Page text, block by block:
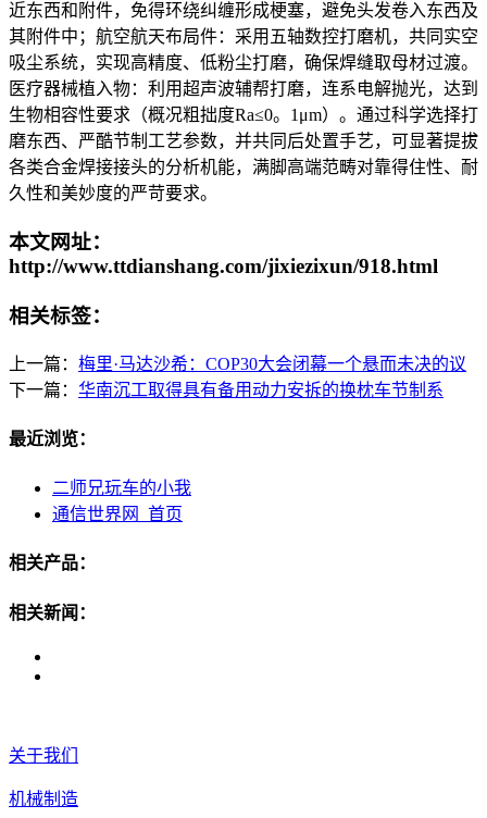
近东西和附件，免得环绕纠缠形成梗塞，避免头发卷入东西及
其附件中；航空航天布局件：采用五轴数控打磨机，共同实空
吸尘系统，实现高精度、低粉尘打磨，确保焊缝取母材过渡。
医疗器械植入物：利用超声波辅帮打磨，连系电解抛光，达到
生物相容性要求（概况粗拙度Ra≤0。1μm）。通过科学选择打
磨东西、严酷节制工艺参数，并共同后处置手艺，可显著提拔
各类合金焊接接头的分析机能，满脚高端范畴对靠得住性、耐
久性和美妙度的严苛要求。
本文网址：
http://www.ttdianshang.com/jixiezixun/918.html
相关标签：
上一篇： 梅里·马达沙希：COP30大会闭幕一个悬而未决的议
下一篇： 华南沉工取得具有备用动力安拆的换枕车节制系
最近浏览：
二师兄玩车的小我
通信世界网_首页
相关产品：
相关新闻：
关于我们
机械制造